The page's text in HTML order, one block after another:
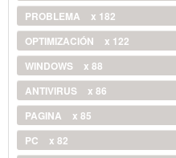
PROBLEMA
x 182
OPTIMIZACIÓN
x 122
WINDOWS
x 88
ANTIVIRUS
x 86
PAGINA
x 85
PC
x 82